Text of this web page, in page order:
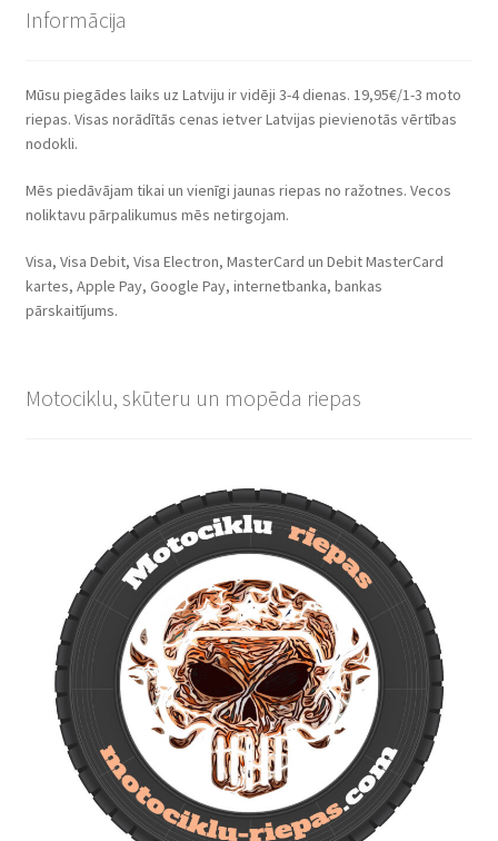
Informācija
Mūsu piegādes laiks uz Latviju ir vidēji 3-4 dienas. 19,95€/1-3 moto
riepas. Visas norādītās cenas ietver Latvijas pievienotās vērtības
nodokli.
Mēs piedāvājam tikai un vienīgi jaunas riepas no ražotnes. Vecos
noliktavu pārpalikumus mēs netirgojam.
Visa, Visa Debit, Visa Electron, MasterCard un Debit MasterCard
kartes, Apple Pay, Google Pay, internetbanka, bankas
pārskaitījums.
Motociklu, skūteru un mopēda riepas